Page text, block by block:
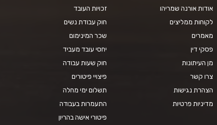
אודות אורנה שמריהו
לקוחות ממליצים
מאמרים
פסקי דין
מן העיתונות
צרו קשר
הצהרת נגישות
מדיניות פרטיות
זכויות העובד
חוק עבודת נשים
שכר המינימום
יחסי עובד מעביד
חוק שעות עבודה
פיצויי פיטורים
תשלום ימי מחלה
התעמרות בעבודה
פיטורי אישה בהריון